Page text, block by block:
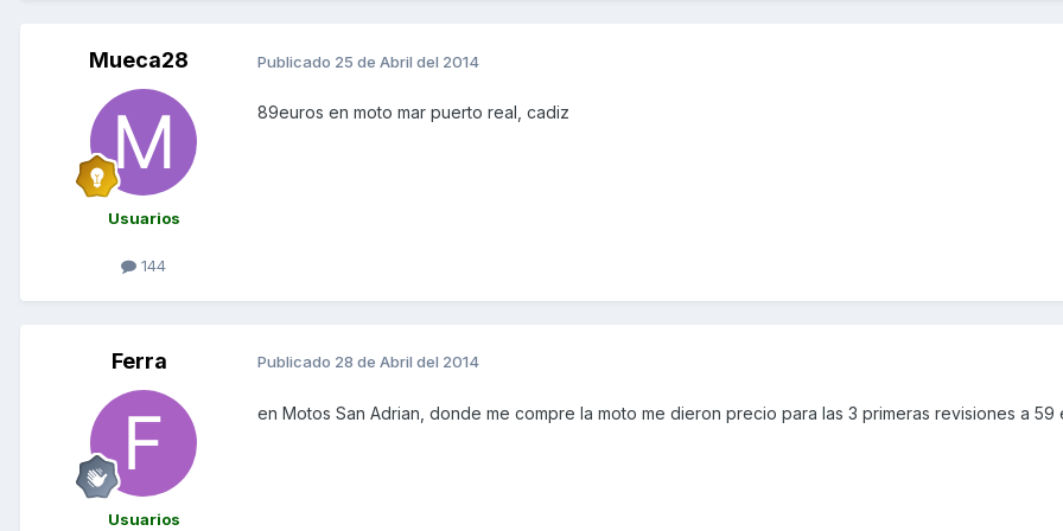
Mueca28
Usuarios
144
Publicado 25 de Abril del 2014
89euros en moto mar puerto real, cadiz
Ferra
Usuarios
Publicado 28 de Abril del 2014
en Motos San Adrian, donde me compre la moto me dieron precio para las 3 primeras revisiones a 59